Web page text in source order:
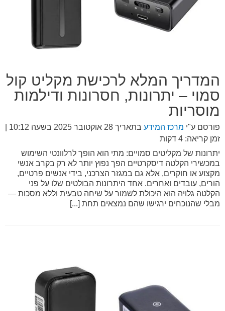
המדריך המלא לרכישת מקליט קול
סמוי – יתרונות, חסרונות ודילמות
מוסריות
פורסם ע"י מרכז המידע בתאריך 28 אוקטובר 2025 בשעה 10:12
זמן קריאה: 4 דקות
יתרונות של מקליטים סמויים: מתי הוא הופך לרלוונטי השימוש
במכשירי הקלטה דיסקרטיים הפך נפוץ יותר לא רק בקרב אנשי
מקצוע או חוקרים, אלא גם במגזר הצרכני, בידי אנשים פרטיים,
הורים, עובדים ואחרים. אחד היתרונות הבולטים שלו על פני
הקלטה גלויה הוא היכולת לשמור על שיחה טבעית וללא מסכות —
מבלי שהנוכחים ירגישו שהם נמצאים תחת [...]